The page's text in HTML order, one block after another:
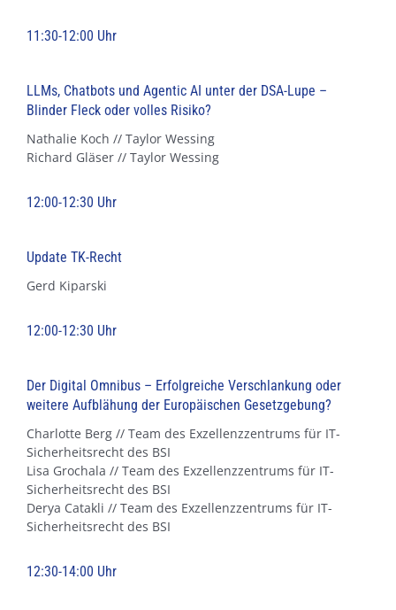
11:30-12:00 Uhr
LLMs, Chatbots und Agentic AI unter der DSA-Lupe –
Blinder Fleck oder volles Risiko?
Nathalie Koch // Taylor Wessing
Richard Gläser // Taylor Wessing
12:00-12:30 Uhr
Update TK-Recht
Gerd Kiparski
12:00-12:30 Uhr
Der Digital Omnibus – Erfolgreiche Verschlankung oder
weitere Aufblähung der Europäischen Gesetzgebung?
Charlotte Berg // Team des Exzellenzzentrums für IT-
Sicherheitsrecht des BSI
Lisa Grochala // Team des Exzellenzzentrums für IT-
Sicherheitsrecht des BSI
Derya Catakli // Team des Exzellenzzentrums für IT-
Sicherheitsrecht des BSI
12:30-14:00 Uhr